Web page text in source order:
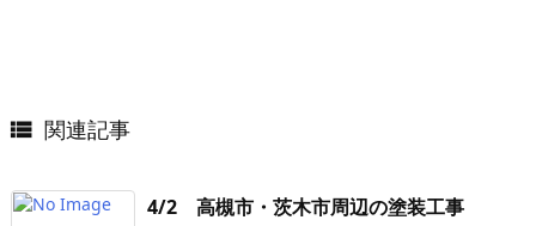
 関連記事
4/2 高槻市・茨木市周辺の塗装工事